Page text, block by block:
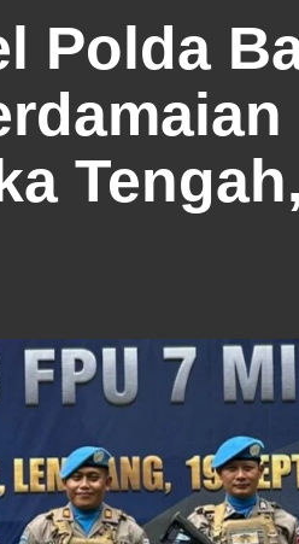
Polda